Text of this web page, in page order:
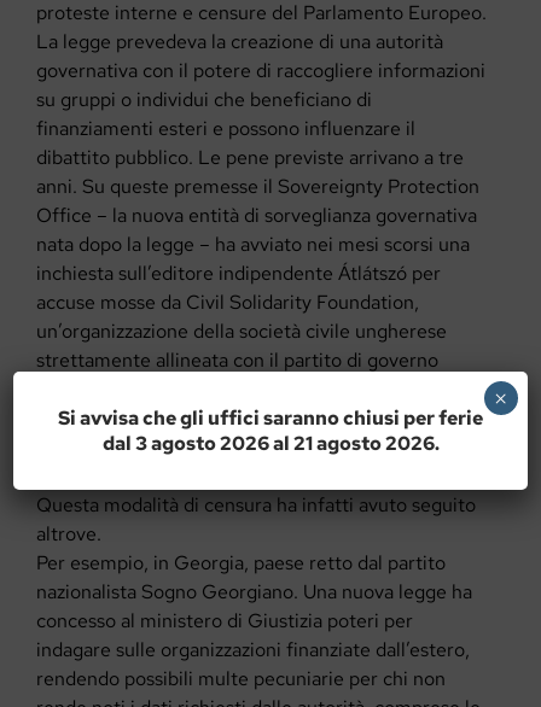
proteste interne e censure del Parlamento Europeo.
La legge prevedeva la creazione di una autorità
governativa con il potere di raccogliere informazioni
su gruppi o individui che beneficiano di
finanziamenti esteri e possono influenzare il
dibattito pubblico. Le pene previste arrivano a tre
anni. Su queste premesse il Sovereignty Protection
Office – la nuova entità di sorveglianza governativa
nata dopo la legge – ha avviato nei mesi scorsi una
inchiesta sull’editore indipendente Átlátszó per
accuse mosse da Civil Solidarity Foundation,
un’organizzazione della società civile ungherese
strettamente allineata con il partito di governo
ad Átlátszó. Lo schema dunque è chiaro, semplice
nella sua brutalità e può essere facilmente replicato
Questa modalità di censura ha infatti avuto seguito
altrove.
Per esempio, in Georgia, paese retto dal partito
nazionalista Sogno Georgiano. Una nuova legge ha
concesso al ministero di Giustizia poteri per
indagare sulle organizzazioni finanziate dall’estero,
rendendo possibili multe pecuniarie per chi non
Si avvisa che gli uffici saranno chiusi per ferie
dal 3 agosto 2026 al 21 agosto 2026.
×